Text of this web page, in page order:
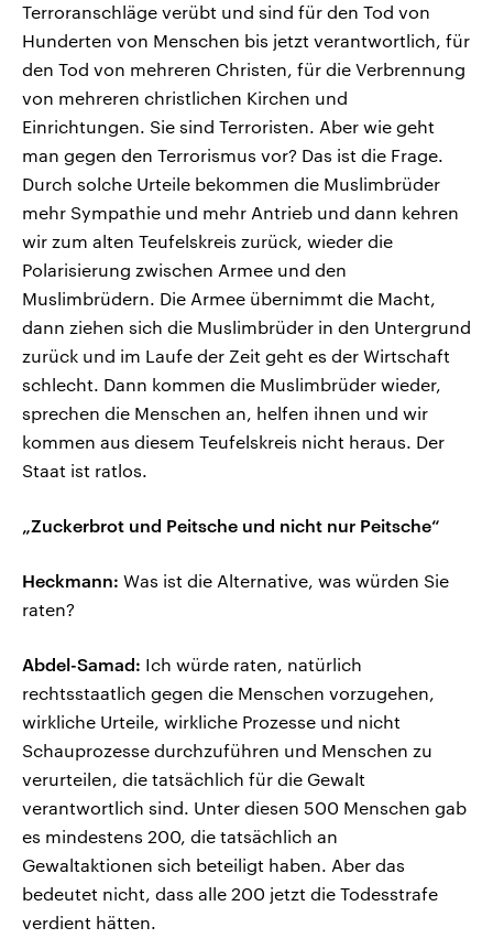
Terroranschläge verübt und sind für den Tod von
Hunderten von Menschen bis jetzt verantwortlich, für
den Tod von mehreren Christen, für die Verbrennung
von mehreren christlichen Kirchen und
Einrichtungen. Sie sind Terroristen. Aber wie geht
man gegen den Terrorismus vor? Das ist die Frage.
Durch solche Urteile bekommen die Muslimbrüder
mehr Sympathie und mehr Antrieb und dann kehren
wir zum alten Teufelskreis zurück, wieder die
Polarisierung zwischen Armee und den
Muslimbrüdern. Die Armee übernimmt die Macht,
dann ziehen sich die Muslimbrüder in den Untergrund
zurück und im Laufe der Zeit geht es der Wirtschaft
schlecht. Dann kommen die Muslimbrüder wieder,
sprechen die Menschen an, helfen ihnen und wir
kommen aus diesem Teufelskreis nicht heraus. Der
Staat ist ratlos.
„Zuckerbrot und Peitsche und nicht nur Peitsche“
Heckmann: Was ist die Alternative, was würden Sie
raten?
Abdel-Samad: Ich würde raten, natürlich
rechtsstaatlich gegen die Menschen vorzugehen,
wirkliche Urteile, wirkliche Prozesse und nicht
Schauprozesse durchzuführen und Menschen zu
verurteilen, die tatsächlich für die Gewalt
verantwortlich sind. Unter diesen 500 Menschen gab
es mindestens 200, die tatsächlich an
Gewaltaktionen sich beteiligt haben. Aber das
bedeutet nicht, dass alle 200 jetzt die Todesstrafe
verdient hätten.